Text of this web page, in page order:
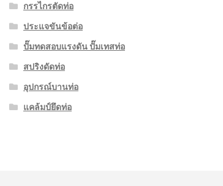
กรรไกรตัดท่อ
ประแจขันข้อต่อ
ปั๊มทดสอบแรงดัน ปั๊มเทสท่อ
สปริงดัดท่อ
อุปกรณ์บานท่อ
แคล้มป์ยึดท่อ